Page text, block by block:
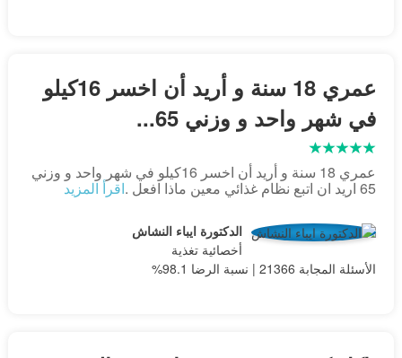
عمري 18 سنة و أريد أن اخسر 16كيلو
في شهر واحد و وزني 65...
عمري 18 سنة و أريد أن اخسر 16كيلو في شهر واحد و وزني
65 اريد ان اتبع نظام غذائي معين ماذا افعل . اقرأ المزيد
الدكتورة ايباء النشاش
أخصائية تغذية
الأسئلة المجابة 21366 | نسبة الرضا 98.1%